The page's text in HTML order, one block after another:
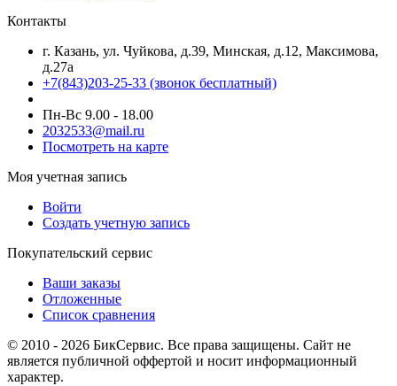
Контакты
г. Казань, ул. Чуйкова, д.39, Минская, д.12, Максимова,
д.27а
+7(843)203-25-33 (звонок бесплатный)
Пн-Вс 9.00 - 18.00
2032533@mail.ru
Посмотреть на карте
Моя учетная запись
Войти
Создать учетную запись
Покупательский сервис
Ваши заказы
Отложенные
Список сравнения
© 2010 - 2026 БикСервис. Все права защищены. Сайт не
является публичной оффертой и носит информационный
характер.